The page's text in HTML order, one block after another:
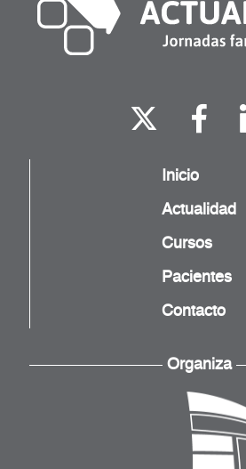
Inicio
Actualidad
Cursos
Pacientes
Contacto
Organiza